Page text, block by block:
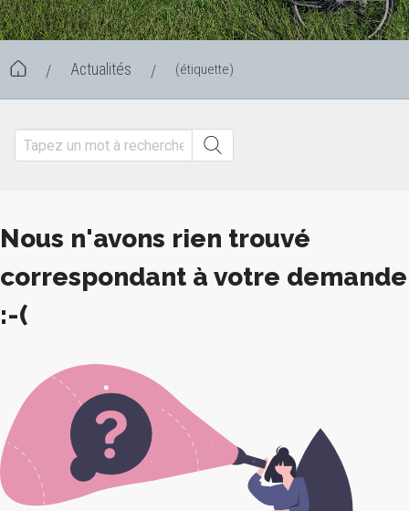
/ Actualités / (étiquette)
Nous n'avons rien trouvé
correspondant à votre demande
:-(